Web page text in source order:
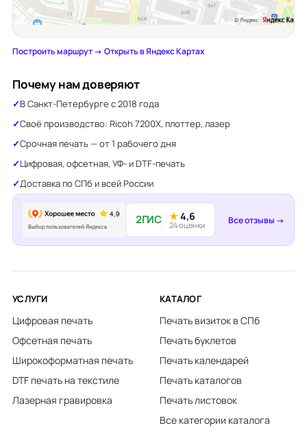
Построить маршрут →·Открыть в Яндекс Картах
Почему нам доверяют
В Санкт-Петербурге с 2018 года
Своё производство: Ricoh 7200X, плоттер, лазер
Срочная печать — от 1 рабочего дня
Цифровая, офсетная, УФ- и DTF-печать
Доставка по СПб и всей России
2ГИС ★4,6
24 оценки Все отзывы →
УСЛУГИ
Цифровая печать
Офсетная печать
Широкоформатная печать
DTF печать на текстиле
Лазерная гравировка
КАТАЛОГ
Печать визиток в СПб
Печать буклетов
Печать календарей
Печать каталогов
Печать листовок
Все категории каталога